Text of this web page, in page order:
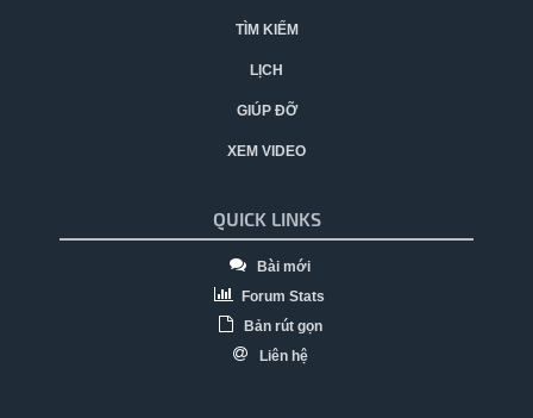
TÌM KIẾM
LỊCH
GIÚP ĐỠ
XEM VIDEO
QUICK LINKS
Bài mới
Forum Stats
Bản rút gọn
Liên hệ